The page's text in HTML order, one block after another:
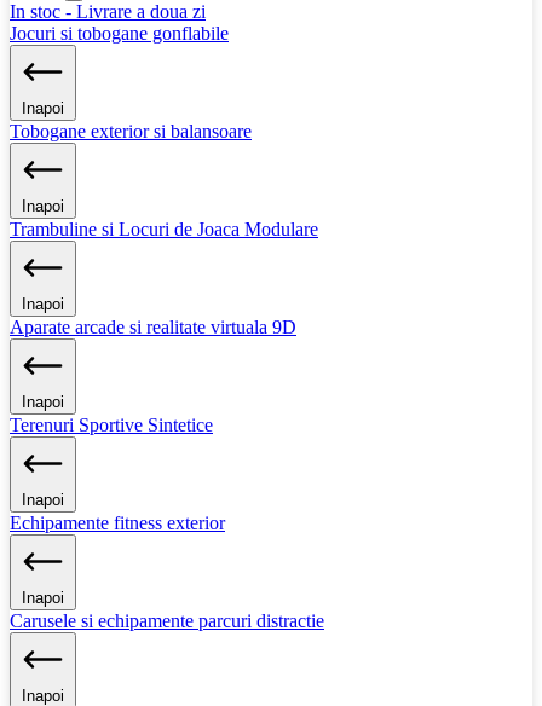
In stoc - Livrare a doua zi
Jocuri si tobogane gonflabile
Inapoi
Tobogane exterior si balansoare
Inapoi
Trambuline si Locuri de Joaca Modulare
Inapoi
Aparate arcade si realitate virtuala 9D
Inapoi
Terenuri Sportive Sintetice
Inapoi
Echipamente fitness exterior
Inapoi
Carusele si echipamente parcuri distractie
Inapoi